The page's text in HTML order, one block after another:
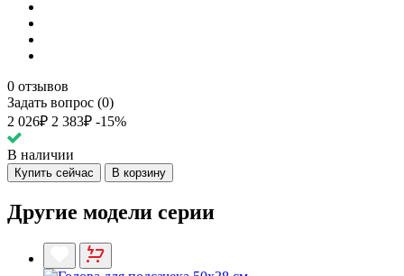
0 отзывов
Задать вопрос (0)
2 026₽ 2 383₽ -15%
В наличии
Купить сейчас В корзину
Другие модели серии